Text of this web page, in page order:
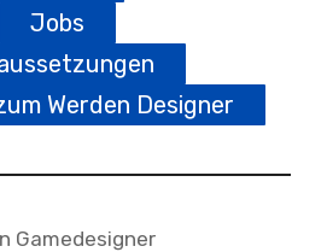
Jobs
Werden Designer
Gamedesigner